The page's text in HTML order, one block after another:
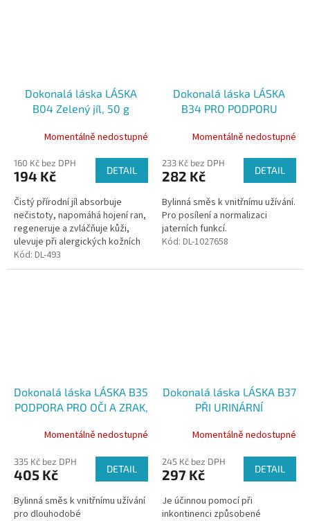
Dokonalá láska LÁSKA
B04 Zelený jíl, 50 g
Momentálně nedostupné
160 Kč bez DPH
194 Kč DETAIL
Čistý přírodní jíl absorbuje
nečistoty, napomáhá hojení ran,
regeneruje a zvláčňuje kůži,
ulevuje při alergických kožních
reakcích a ekzémech.
Především ulevuje od svědění.
Kód: DL-493
Dokonalá láska LÁSKA
B34 PRO PODPORU
Momentálně nedostupné
233 Kč bez DPH
282 Kč DETAIL
Bylinná směs k vnitřnímu užívání.
Pro posílení a normalizaci
jaterních funkcí.
Kód: DL-1027658
Dokonalá láska LÁSKA B35
PODPORA PRO OČI A ZRAK,
Momentálně nedostupné
335 Kč bez DPH
405 Kč DETAIL
Bylinná směs k vnitřnímu užívání
pro dlouhodobé
Dokonalá láska LÁSKA B37
PŘI URINÁRNÍ
Momentálně nedostupné
245 Kč bez DPH
297 Kč DETAIL
Je účinnou pomocí při
inkontinenci způsobené